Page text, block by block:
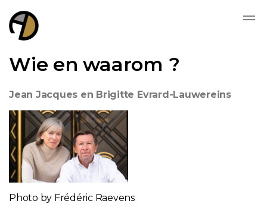
Wie en waarom ?
Jean Jacques en Brigitte Evrard-Lauwereins
Photo by Frédéric Raevens